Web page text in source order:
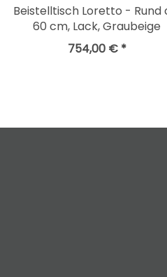
Beistelltisch Loretto - Rund
60 cm, Lack, Graubeige
754,00 € *